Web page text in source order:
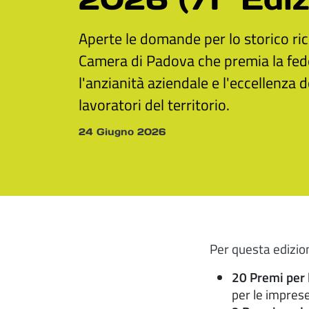
Aperte le domande per lo storico
Camera di Padova che premia la
l'anzianità aziendale e l'eccellenza
lavoratori del territorio.
24 Giugno 2026
Per questa
20 Premi
per le